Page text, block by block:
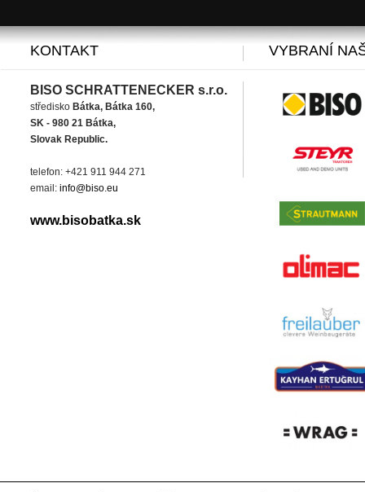
KONTAKT
BISO SCHRATTENECKER s.r.o.
středisko Bátka, Bátka 160,
SK - 980 21 Bátka,
Slovak Republic.
telefon: +421 911 944 271
email: info@biso.eu
www.bisobatka.sk
VYBRANÍ